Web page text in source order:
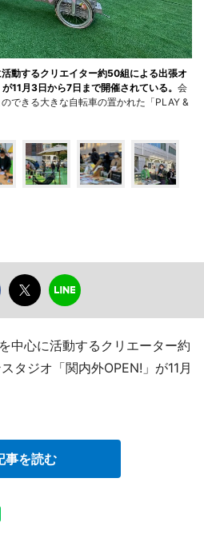
動するクリエイター約50組による出張オ
11月3日から7日まで開催されている。 会
できる大きな自転車の置かれた「PLAY &
中心に活動するクリエーター約
タジオ「関内外OPEN!」が11月
事を読む